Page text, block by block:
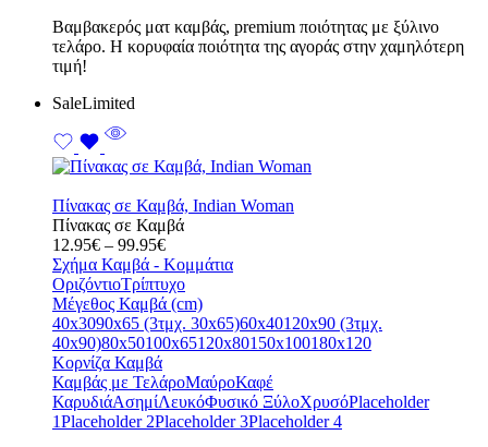
Bαμβακερός ματ καμβάς, premium ποιότητας με ξύλινο
τελάρο. Η κορυφαία ποιότητα της αγοράς στην χαμηλότερη
τιμή!
SaleLimited
Πίνακας σε Καμβά, Indian Woman
Πίνακας σε Καμβά
12.95€ – 99.95€Price
range:
12.95€
through
99.95€
Σχήμα Καμβά - Κομμάτια
ΟριζόντιοΤρίπτυχο
Μέγεθος Καμβά (cm)
40x3090x65 (3τμχ. 30x65)60x40120x90 (3τμχ.
40x90)80x50100x65120x80150x100180x120
Κορνίζα Καμβά
Καμβάς με ΤελάροΜαύροΚαφέ
ΚαρυδιάΑσημίΛευκόΦυσικό ΞύλοΧρυσόPlaceholder
1Placeholder 2Placeholder 3Placeholder 4